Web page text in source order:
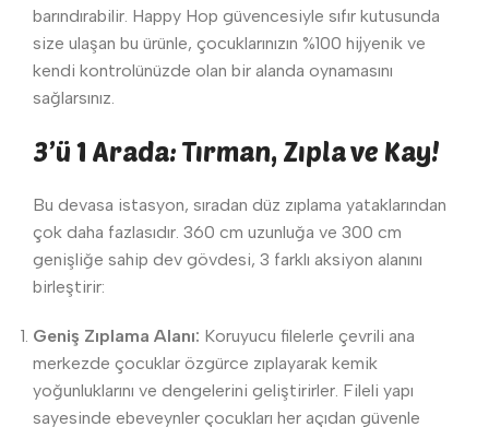
barındırabilir. Happy Hop güvencesiyle sıfır kutusunda
size ulaşan bu ürünle, çocuklarınızın %100 hijyenik ve
kendi kontrolünüzde olan bir alanda oynamasını
sağlarsınız.
3’ü 1 Arada: Tırman, Zıpla ve Kay!
Bu devasa istasyon, sıradan düz zıplama yataklarından
çok daha fazlasıdır. 360 cm uzunluğa ve 300 cm
genişliğe sahip dev gövdesi, 3 farklı aksiyon alanını
birleştirir:
Geniş Zıplama Alanı: Koruyucu filelerle çevrili ana
merkezde çocuklar özgürce zıplayarak kemik
yoğunluklarını ve dengelerini geliştirirler. Fileli yapı
sayesinde ebeveynler çocukları her açıdan güvenle